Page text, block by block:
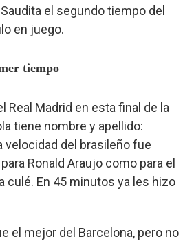
el segundo tiempo del
en juego.
tiempo
Real Madrid en esta final de la
tiene nombre y apellido:
velocidad del brasileño fue
Ronald Araujo como para el
culé. En 45 minutos ya les hizo
el mejor del Barcelona, pero no